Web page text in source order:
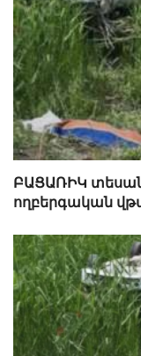
ԲԱՑԱՌԻԿ
ողբերգական